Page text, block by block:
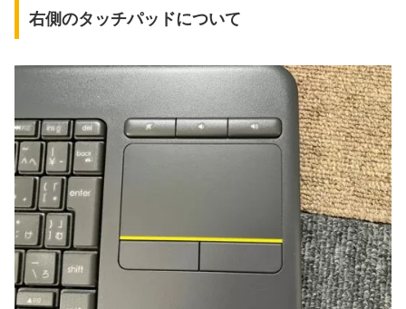
右側のタッチパッドについて